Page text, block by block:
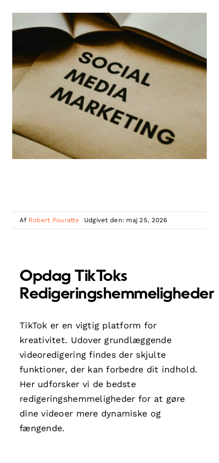
Af Robert Pouratte Udgivet den: maj 25, 2026
Opdag TikToks
Redigeringshemmeligheder
TikTok er en vigtig platform for
kreativitet. Udover grundlæggende
videoredigering findes der skjulte
funktioner, der kan forbedre dit indhold.
Her udforsker vi de bedste
redigeringshemmeligheder for at gøre
dine videoer mere dynamiske og
fængende.